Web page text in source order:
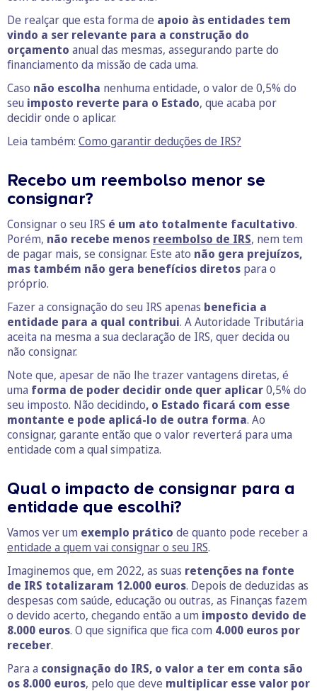
De realçar que esta forma de apoio às entidades tem
vindo a ser relevante para a construção do
orçamento anual das mesmas, assegurando parte do
financiamento da missão de cada uma.
Caso não escolha nenhuma entidade, o valor de 0,5% do
seu imposto reverte para o Estado, que acaba por
decidir onde o aplicar.
Leia também: Como garantir deduções de IRS?
Recebo um reembolso menor se
consignar?
Consignar o seu IRS é um ato totalmente facultativo.
Porém, não recebe menos reembolso de IRS, nem tem
de pagar mais, se consignar. Este ato não gera prejuízos,
mas também não gera benefícios diretos para o
próprio.
Fazer a consignação do seu IRS apenas beneficia a
entidade para a qual contribui. A Autoridade Tributária
aceita na mesma a sua declaração de IRS, quer decida ou
não consignar.
Note que, apesar de não lhe trazer vantagens diretas, é
uma forma de poder decidir onde quer aplicar0,5% do
seu imposto. Não decidindo, o Estado ficará com esse
montante e pode aplicá-lo de outra forma. Ao
consignar, garante então que o valor reverterá para uma
entidade com a qual simpatiza.
Qual o impacto de consignar para a
entidade que escolhi?
Vamos ver um exemplo prático de quanto pode receber a
entidade a quem vai consignar o seu IRS.
Imaginemos que, em 2022, as suas retenções na fonte
de IRS totalizaram 12.000 euros. Depois de deduzidas as
despesas com saúde, educação ou outras, as Finanças fazem
o devido acerto, chegando então a um imposto devido de
8.000 euros. O que significa que fica com 4.000 euros por
receber.
Para a consignação do IRS, o valor a ter em conta são
os 8.000 euros, pelo que deve multiplicar esse valor por